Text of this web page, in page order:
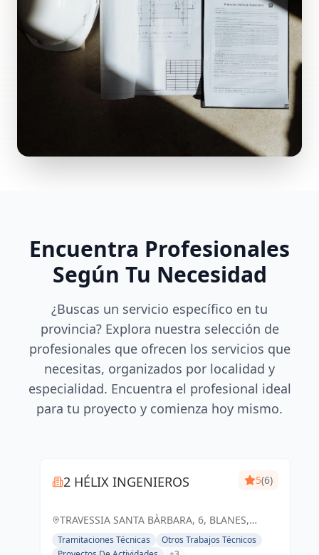
Encuentra Profesionales
Según Tu Necesidad
¿Buscas un servicio específico en tu
provincia? Explora nuestra selección de
profesionales que ofrecen los servicios que
necesitas, organizados por localidad y
especialidad. Encuentra el profesional ideal
para tu proyecto y comienza hoy mismo.
2 HÉLIX INGENIEROS 5(6)
TRAVESSIA SANTA BÀRBARA, 6, BLANES,
ESPAÑA, España
Tramitaciones Técnicas
Otros Trabajos Técnicos